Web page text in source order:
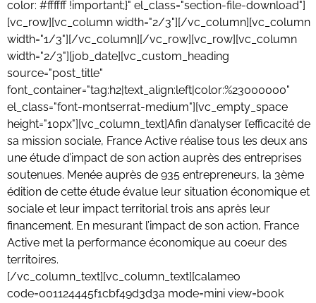
color: #ffffff !important;}" el_class="section-file-download"]
[vc_row][vc_column width="2/3"][/vc_column][vc_column
width="1/3"][/vc_column][/vc_row][vc_row][vc_column
width="2/3"][job_date][vc_custom_heading
source="post_title"
font_container="tag:h2|text_align:left|color:%23000000"
el_class="font-montserrat-medium"][vc_empty_space
height="10px"][vc_column_text]Afin d’analyser l’efficacité de
sa mission sociale, France Active réalise tous les deux ans
une étude d’impact de son action auprès des entreprises
soutenues. Menée auprès de 935 entrepreneurs, la 3ème
édition de cette étude évalue leur situation économique et
sociale et leur impact territorial trois ans après leur
financement. En mesurant l’impact de son action, France
Active met la performance économique au coeur des
territoires.
[/vc_column_text][vc_column_text][calameo
code=001124445f1cbf49d3d3a mode=mini view=book